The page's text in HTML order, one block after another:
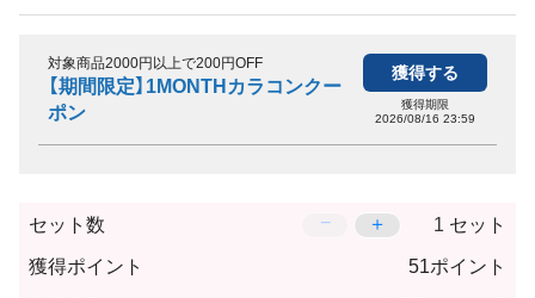
対象商品2000円以上で200円OFF
【期間限定】1MONTHカラコンクー
ポン
獲得する
獲得期限
2026/08/16 23:59
セット数 − ＋ セット
獲得ポイント 51ポイント